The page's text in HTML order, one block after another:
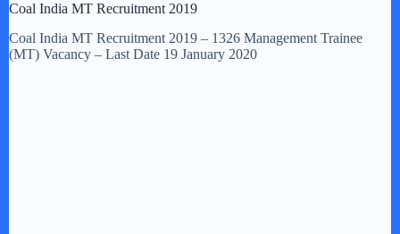
Coal India MT Recruitment 2019
Coal India MT Recruitment 2019 – 1326 Management Trainee
(MT) Vacancy – Last Date 19 January 2020